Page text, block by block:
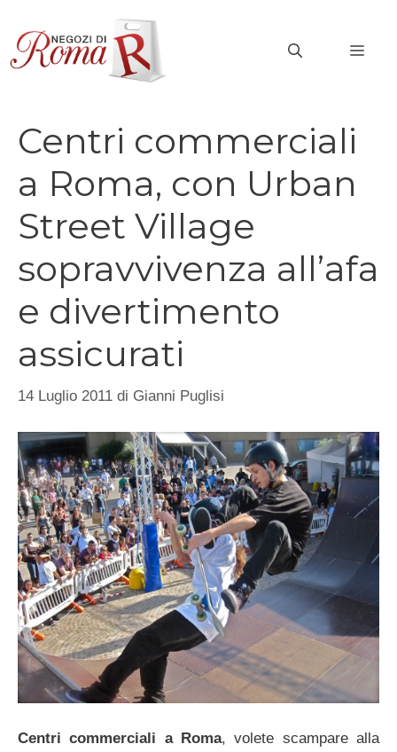
contenuto
Centri commerciali
a Roma, con Urban
Street Village
sopravvivenza all’afa
e divertimento
assicurati
14 Luglio 2011 di Gianni Puglisi
Centri commerciali a Roma, volete scampare alla